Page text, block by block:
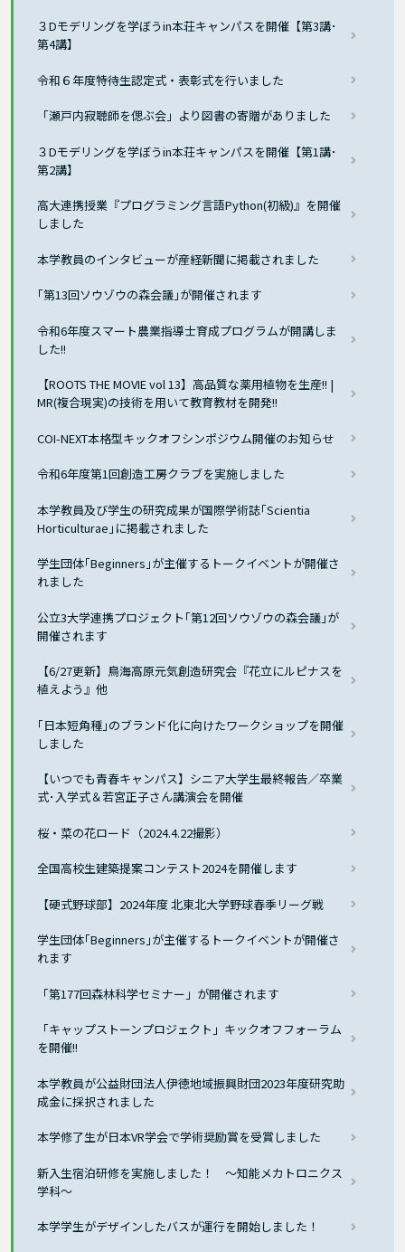
３Dモデリングを学ぼうin本荘キャンパスを開催【第3講･
第4講】
令和６年度特待生認定式・表彰式を行いました
「瀬戸内寂聴師を偲ぶ会」より図書の寄贈がありました
３Dモデリングを学ぼうin本荘キャンパスを開催【第1講･
第2講】
高大連携授業『プログラミング言語Python(初級)』を開催
しました
本学教員のインタビューが産経新聞に掲載されました
｢第13回ソウゾウの森会議｣が開催されます
令和6年度スマート農業指導士育成プログラムが開講しま
した!!
【ROOTS THE MOVIE vol 13】高品質な薬用植物を生産!! |
MR(複合現実)の技術を用いて教育教材を開発!!
COI-NEXT本格型キックオフシンポジウム開催のお知らせ
令和6年度第1回創造工房クラブを実施しました
本学教員及び学生の研究成果が国際学術誌｢Scientia
Horticulturae｣に掲載されました
学生団体｢Beginners｣が主催するトークイベントが開催さ
れました
公立3大学連携プロジェクト｢第12回ソウゾウの森会議｣が
開催されます
【6/27更新】鳥海高原元気創造研究会『花立にルピナスを
植えよう』他
｢日本短角種｣のブランド化に向けたワークショップを開催
しました
【いつでも青春キャンパス】シニア大学生最終報告／卒業
式･入学式＆若宮正子さん講演会を開催
桜・菜の花ロード（2024.4.22撮影）
全国高校生建築提案コンテスト2024を開催します
【硬式野球部】2024年度 北東北大学野球春季リーグ戦
学生団体｢Beginners｣が主催するトークイベントが開催さ
れます
「第177回森林科学セミナー」が開催されます
「キャップストーンプロジェクト」キックオフフォーラム
を開催!!
本学教員が公益財団法人伊徳地域振興財団2023年度研究助
成金に採択されました
本学修了生が日本VR学会で学術奨励賞を受賞しました
新入生宿泊研修を実施しました！ ～知能メカトロニクス
学科～
本学学生がデザインしたバスが運行を開始しました！